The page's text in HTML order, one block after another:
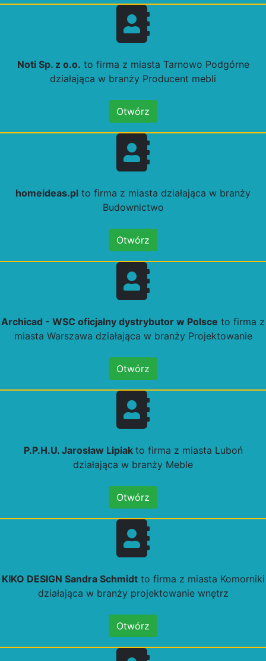
Noti Sp. z o.o. to firma z miasta Tarnowo Podgórne
działająca w branży Producent mebli
Otwórz
homeideas.pl to firma z miasta działająca w branży
Budownictwo
Otwórz
Archicad - WSC oficjalny dystrybutor w Polsce to firma z
miasta Warszawa działająca w branży Projektowanie
Otwórz
P.P.H.U. Jarosław Lipiak to firma z miasta Luboń
działająca w branży Meble
Otwórz
KIKO DESIGN Sandra Schmidtto firma z miasta Komorniki
działająca w branży projektowanie wnętrz
Otwórz